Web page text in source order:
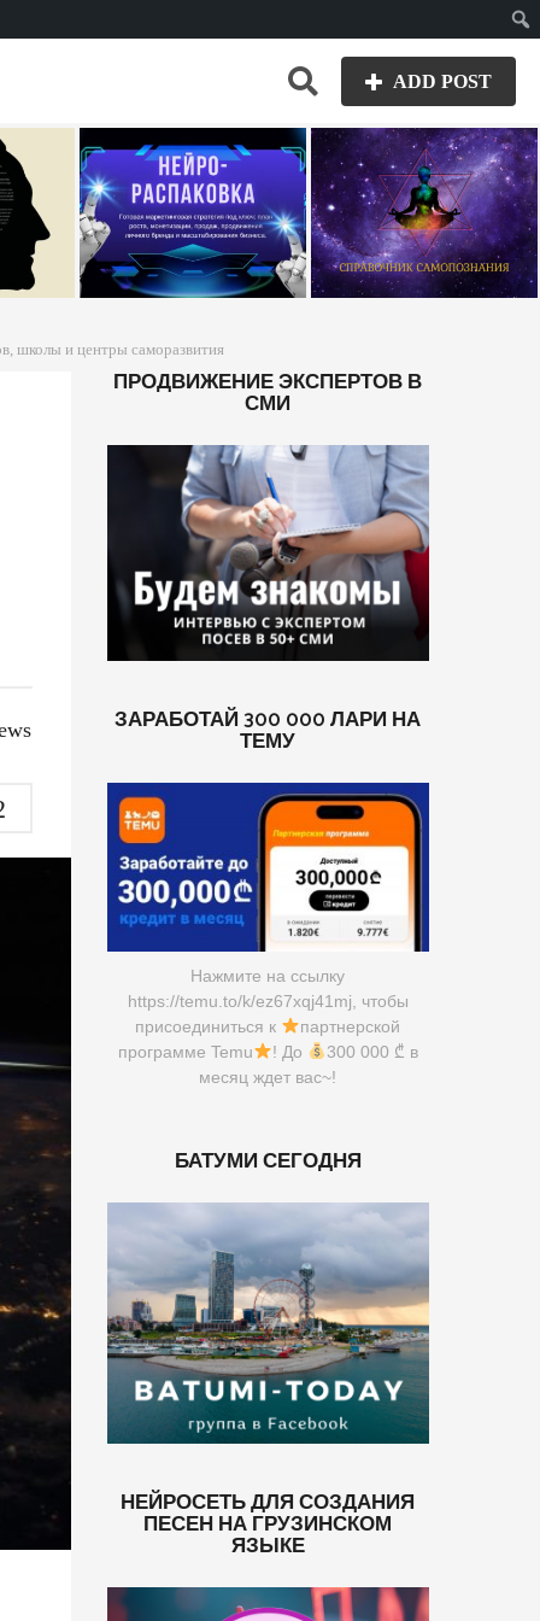
ADD POST
школы и центры саморазвития
ПРОДВИЖЕНИЕ ЭКСПЕРТОВ В
СМИ
ЗАРАБОТАЙ 300 000 ЛАРИ НА
ТЕМУ
Нажмите на ссылку
https://temu.to/k/ez67xqj41mj, чтобы
присоединиться к
партнерской
программе Temu
! До
300 000 ₾ в
месяц ждет вас~!
БАТУМИ СЕГОДНЯ
НЕЙРОСЕТЬ ДЛЯ СОЗДАНИЯ
ПЕСЕН НА ГРУЗИНСКОМ
ЯЗЫКЕ